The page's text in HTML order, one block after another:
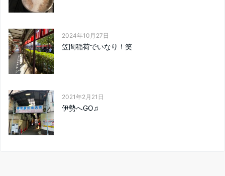
2024年10月27日
笠間稲荷でいなり！笑
2021年2月21日
伊勢へGO♫